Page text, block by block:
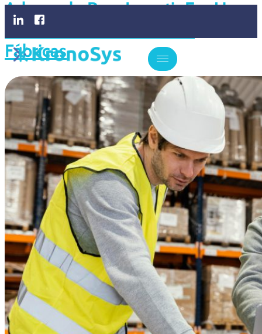
Adequado Para Investir Em Um
Software De ERP Para As
Fábricas